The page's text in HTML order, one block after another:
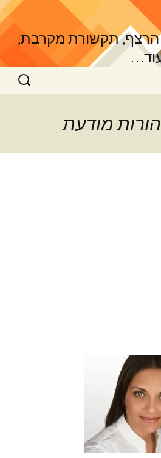
הרצף, תקשורת מקרבת,
חיפוש:
הורות מודעת